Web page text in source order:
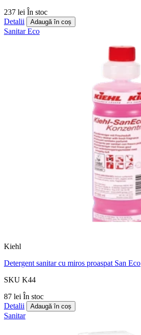
237 lei În stoc
Detalii
Adaugă în coș
Sanitar Eco
Kiehl
Detergent sanitar cu miros proaspat San Eco
SKU K44
87 lei În stoc
Detalii
Adaugă în coș
Sanitar